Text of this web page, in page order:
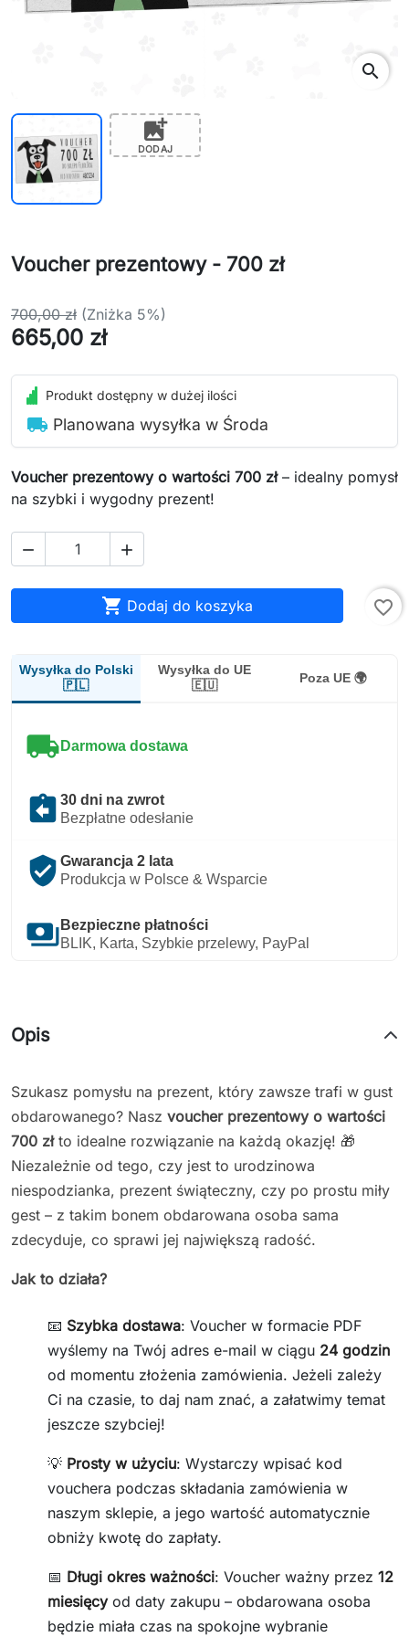
search
add_photo_alternate
DODAJ
Voucher prezentowy - 700 zł
700,00 zł (Zniżka 5%)
665,00 zł
Produkt dostępny w dużej ilości
local_shipping Planowana wysyłka w Środa
Voucher prezentowy o wartości 700 zł– idealny pomysł
na szybki i wygodny prezent!
 
 Dodaj do koszyka favorite_border
Wysyłka do Polski
🇵🇱
Wysyłka do UE
🇪🇺
Poza UE 🌍
local_shipping Darmowa dostawa
assignment_return 30 dni na zwrot
Bezpłatne odesłanie
verified_user Gwarancja 2 lata
Produkcja w Polsce & Wsparcie
payments Bezpieczne płatności
BLIK, Karta, Szybkie przelewy, PayPal
Opis
Szukasz pomysłu na prezent, który zawsze trafi w gust
obdarowanego? Nasz voucher prezentowy o wartości
700 złto idealne rozwiązanie na każdą okazję! 🎁
Niezależnie od tego, czy jest to urodzinowa
niespodzianka, prezent świąteczny, czy po prostu miły
gest – z takim bonem obdarowana osoba sama
zdecyduje, co sprawi jej największą radość.
Jak to działa?
📧 Szybka dostawa: Voucher w formacie PDF
wyślemy na Twój adres e-mail w ciągu 24 godzin
od momentu złożenia zamówienia. Jeżeli zależy
Ci na czasie, to daj nam znać, a załatwimy temat
jeszcze szybciej!
💡 Prosty w użyciu: Wystarczy wpisać kod
vouchera podczas składania zamówienia w
naszym sklepie, a jego wartość automatycznie
obniży kwotę do zapłaty.
📅 Długi okres ważności: Voucher ważny przez 12
miesięcyod daty zakupu – obdarowana osoba
będzie miała czas na spokojne wybranie